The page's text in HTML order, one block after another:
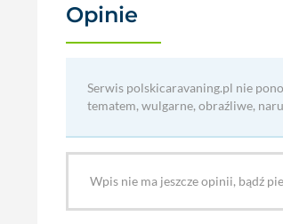
Opinie
Serwis polskicaravaning.pl nie
tematem, wulgarne, obraźliwe,
Wpis nie ma jeszcze opinii, bądź